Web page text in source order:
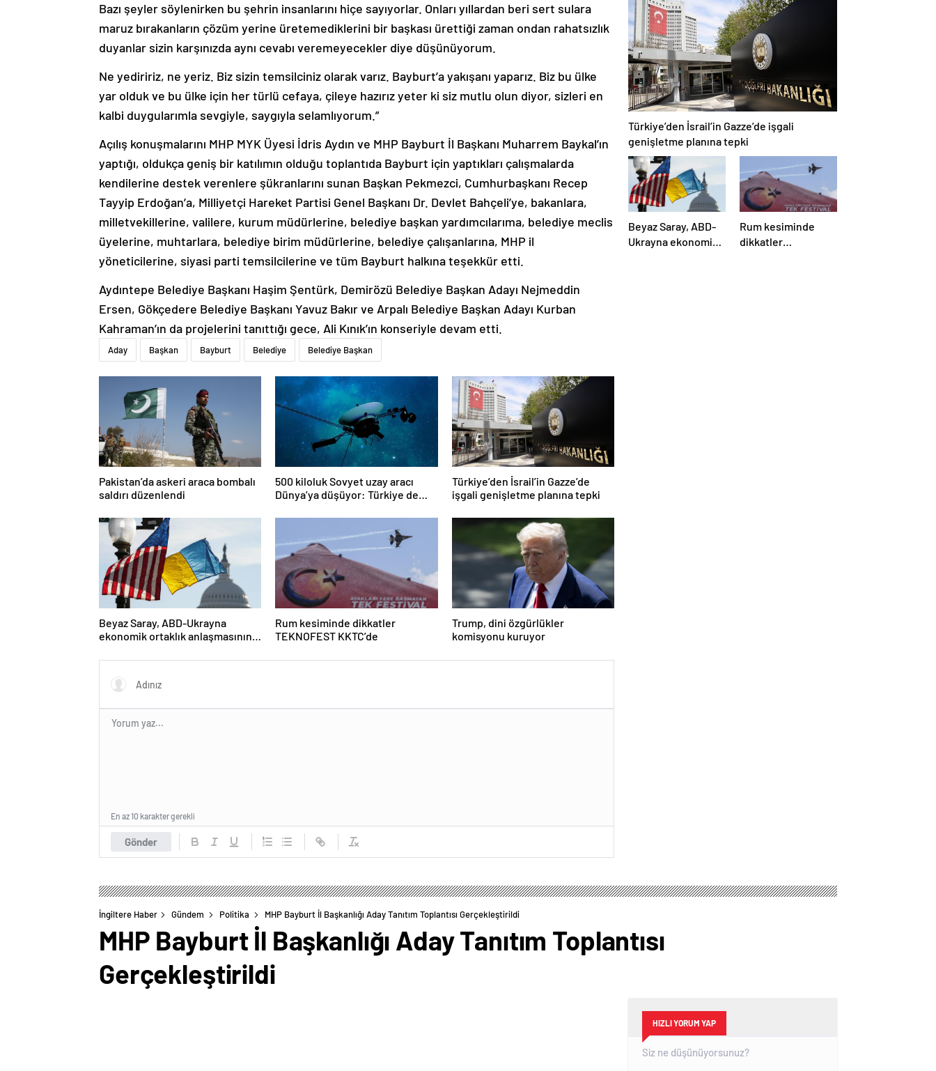
Bazı şeyler söylenirken bu şehrin insanlarını hiçe sayıyorlar. Onları yıllardan beri sert sulara
maruz bırakanların çözüm yerine üretemediklerini bir başkası ürettiği zaman ondan rahatsızlık
duyanlar sizin karşınızda aynı cevabı veremeyecekler diye düşünüyorum.
Ne yediririz, ne yeriz. Biz sizin temsilciniz olarak varız. Bayburt’a yakışanı yaparız. Biz bu ülke
yar olduk ve bu ülke için her türlü cefaya, çileye hazırız yeter ki siz mutlu olun diyor, sizleri en
kalbi duygularımla sevgiyle, saygıyla selamlıyorum.”
Açılış konuşmalarını MHP MYK Üyesi İdris Aydın ve MHP Bayburt İl Başkanı Muharrem Baykal’ın
yaptığı, oldukça geniş bir katılımın olduğu toplantıda Bayburt için yaptıkları çalışmalarda
kendilerine destek verenlere şükranlarını sunan Başkan Pekmezci, Cumhurbaşkanı Recep
Tayyip Erdoğan’a, Milliyetçi Hareket Partisi Genel Başkanı Dr. Devlet Bahçeli’ye, bakanlara,
milletvekillerine, valilere, kurum müdürlerine, belediye başkan yardımcılarıma, belediye meclis
üyelerine, muhtarlara, belediye birim müdürlerine, belediye çalışanlarına, MHP il
yöneticilerine, siyasi parti temsilcilerine ve tüm Bayburt halkına teşekkür etti.
Aydıntepe Belediye Başkanı Haşim Şentürk, Demirözü Belediye Başkan Adayı Nejmeddin
Ersen, Gökçedere Belediye Başkanı Yavuz Bakır ve Arpalı Belediye Başkan Adayı Kurban
Kahraman’ın da projelerini tanıttığı gece, Ali Kınık’ın konseriyle devam etti.
Aday Başkan Bayburt Belediye Belediye Başkan
Pakistan’da askeri araca bombalı
saldırı düzenlendi
500 kiloluk Sovyet uzay aracı
Dünya’ya düşüyor: Türkiye de
Türkiye’den İsrail’in Gazze’de
işgali genişletme planına tepki
Beyaz Saray, ABD-Ukrayna
ekonomik ortaklık anlaşmasının
Rum kesiminde dikkatler
TEKNOFEST KKTC’de
Trump, dini özgürlükler
komisyonu kuruyor
Gönder
En az 10 karakter gerekli
risk altında
Türkiye’den İsrail’in Gazze’de işgali
genişletme planına tepki
Beyaz Saray, ABD-
Ukrayna ekonomik
Rum kesiminde
dikkatler
İngiltere Haber Gündem Politika MHP Bayburt İl Başkanlığı Aday Tanıtım Toplantısı Gerçekleştirildi
MHP Bayburt İl Başkanlığı Aday Tanıtım Toplantısı
Gerçekleştirildi
HIZLI YORUM YAP